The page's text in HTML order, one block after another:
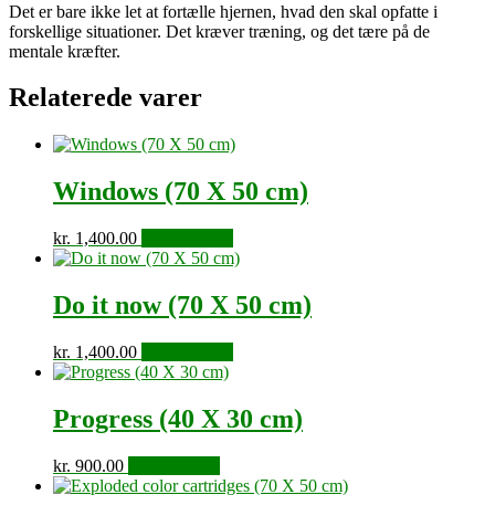
Det er bare ikke let at fortælle hjernen, hvad den skal opfatte i
forskellige situationer. Det kræver træning, og det tære på de
mentale kræfter.
Relaterede varer
Windows (70 X 50 cm)
kr. 1,400.00
Do it now (70 X 50 cm)
kr. 1,400.00
Progress (40 X 30 cm)
kr. 900.00